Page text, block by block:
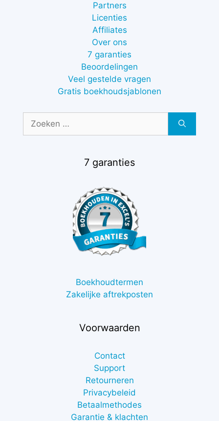
Partners
Licenties
Affiliates
Over ons
7 garanties
Beoordelingen
Veel gestelde vragen
Gratis boekhoudsjablonen
Zoek
7 garanties
Boekhoudtermen
Zakelijke aftrekposten
Voorwaarden
Contact
Support
Retourneren
Privacybeleid
Betaalmethodes
Garantie & klachten